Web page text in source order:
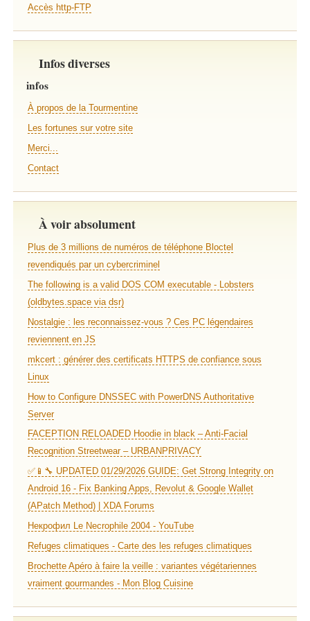
Accès http-FTP
Infos diverses
infos
À propos de la Tourmentine
Les fortunes sur votre site
Merci...
Contact
À voir absolument
Plus de 3 millions de numéros de téléphone Bloctel
revendiqués par un cybercriminel
The following is a valid DOS COM executable - Lobsters
(oldbytes.space via dsr)
Nostalgie : les reconnaissez-vous ? Ces PC légendaires
reviennent en JS
mkcert : générer des certificats HTTPS de confiance sous
Linux
How to Configure DNSSEC with PowerDNS Authoritative
Server
FACEPTION RELOADED Hoodie in black – Anti-Facial
Recognition Streetwear – URBANPRIVACY
✅📱🔧 UPDATED 01/29/2026 GUIDE: Get Strong Integrity on
Android 16 - Fix Banking Apps, Revolut & Google Wallet
(APatch Method) | XDA Forums
Некрофил Le Necrophile 2004 - YouTube
Refuges climatiques - Carte des les refuges climatiques
Brochette Apéro à faire la veille : variantes végétariennes
vraiment gourmandes - Mon Blog Cuisine